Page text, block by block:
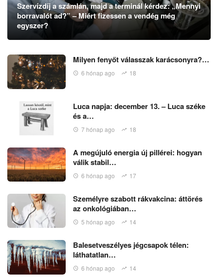
Szervízdíj a számlán, majd a terminál kérdez: „Mennyi
borravalót ad?” – Miért fizessen a vendég még
egyszer?
Milyen fenyőt válasszak karácsonyra?…
6 hónap ago 18
Luca napja: december 13. – Luca széke
és a…
7 hónap ago 18
A megújuló energia új pillérei: hogyan
válik stabil…
6 hónap ago 17
Személyre szabott rákvakcina: áttörés
az onkológiában…
5 hónap ago 14
Balesetveszélyes jégcsapok télen:
láthatatlan…
6 hónap ago 14